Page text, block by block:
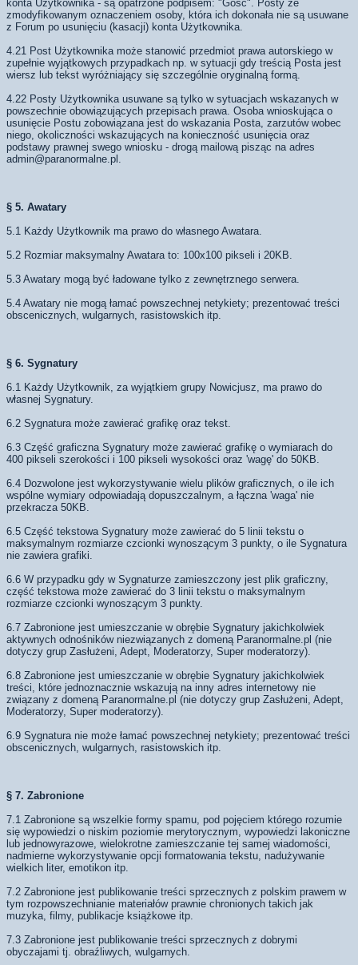
konta Użytkownika - są opatrzone podpisem: "Gość". Posty ze
zmodyfikowanym oznaczeniem osoby, która ich dokonała nie są usuwane
z Forum po usunięciu (kasacji) konta Użytkownika.
4.21 Post Użytkownika może stanowić przedmiot prawa autorskiego w
zupełnie wyjątkowych przypadkach np. w sytuacji gdy treścią Posta jest
wiersz lub tekst wyróżniający się szczególnie oryginalną formą.
4.22 Posty Użytkownika usuwane są tylko w sytuacjach wskazanych w
powszechnie obowiązujących przepisach prawa. Osoba wnioskująca o
usunięcie Postu zobowiązana jest do wskazania Posta, zarzutów wobec
niego, okoliczności wskazujących na konieczność usunięcia oraz
podstawy prawnej swego wniosku - drogą mailową pisząc na adres
admin@paranormalne.pl .
§ 5. Awatary
5.1 Każdy Użytkownik ma prawo do własnego Awatara.
5.2 Rozmiar maksymalny Awatara to: 100x100 pikseli i 20KB.
5.3 Awatary mogą być ładowane tylko z zewnętrznego serwera.
5.4 Awatary nie mogą łamać powszechnej netykiety; prezentować treści
obscenicznych, wulgarnych, rasistowskich itp.
§ 6. Sygnatury
6.1 Każdy Użytkownik, za wyjątkiem grupy Nowicjusz, ma prawo do
własnej Sygnatury.
6.2 Sygnatura może zawierać grafikę oraz tekst.
6.3 Część graficzna Sygnatury może zawierać grafikę o wymiarach do
400 pikseli szerokości i 100 pikseli wysokości oraz 'wagę' do 50KB.
6.4 Dozwolone jest wykorzystywanie wielu plików graficznych, o ile ich
wspólne wymiary odpowiadają dopuszczalnym, a łączna 'waga' nie
przekracza 50KB.
6.5 Część tekstowa Sygnatury może zawierać do 5 linii tekstu o
maksymalnym rozmiarze czcionki wynoszącym 3 punkty, o ile Sygnatura
nie zawiera grafiki.
6.6 W przypadku gdy w Sygnaturze zamieszczony jest plik graficzny,
część tekstowa może zawierać do 3 linii tekstu o maksymalnym
rozmiarze czcionki wynoszącym 3 punkty.
6.7 Zabronione jest umieszczanie w obrębie Sygnatury jakichkolwiek
aktywnych odnośników niezwiązanych z domeną Paranormalne.pl (nie
dotyczy grup Zasłużeni, Adept, Moderatorzy, Super moderatorzy).
6.8 Zabronione jest umieszczanie w obrębie Sygnatury jakichkolwiek
treści, które jednoznacznie wskazują na inny adres internetowy nie
związany z domeną Paranormalne.pl (nie dotyczy grup Zasłużeni, Adept,
Moderatorzy, Super moderatorzy).
6.9 Sygnatura nie może łamać powszechnej netykiety; prezentować treści
obscenicznych, wulgarnych, rasistowskich itp.
§ 7. Zabronione
7.1 Zabronione są wszelkie formy spamu, pod pojęciem którego rozumie
się wypowiedzi o niskim poziomie merytorycznym, wypowiedzi lakoniczne
lub jednowyrazowe, wielokrotne zamieszczanie tej samej wiadomości,
nadmierne wykorzystywanie opcji formatowania tekstu, nadużywanie
wielkich liter, emotikon itp.
7.2 Zabronione jest publikowanie treści sprzecznych z polskim prawem w
tym rozpowszechnianie materiałów prawnie chronionych takich jak
muzyka, filmy, publikacje książkowe itp.
7.3 Zabronione jest publikowanie treści sprzecznych z dobrymi
obyczajami tj. obraźliwych, wulgarnych.